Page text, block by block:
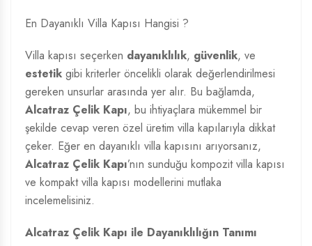
En Dayanıklı Villa Kapısı Hangisi ?
Villa kapısı seçerken dayanıklılık, güvenlik, ve
estetik gibi kriterler öncelikli olarak değerlendirilmesi
gereken unsurlar arasında yer alır. Bu bağlamda,
Alcatraz Çelik Kapı, bu ihtiyaçlara mükemmel bir
şekilde cevap veren özel üretim villa kapılarıyla dikkat
çeker. Eğer en dayanıklı villa kapısını arıyorsanız,
Alcatraz Çelik Kapı’nın sunduğu kompozit villa kapısı
ve kompakt villa kapısı modellerini mutlaka
incelemelisiniz.
Alcatraz Çelik Kapı ile Dayanıklılığın Tanımı